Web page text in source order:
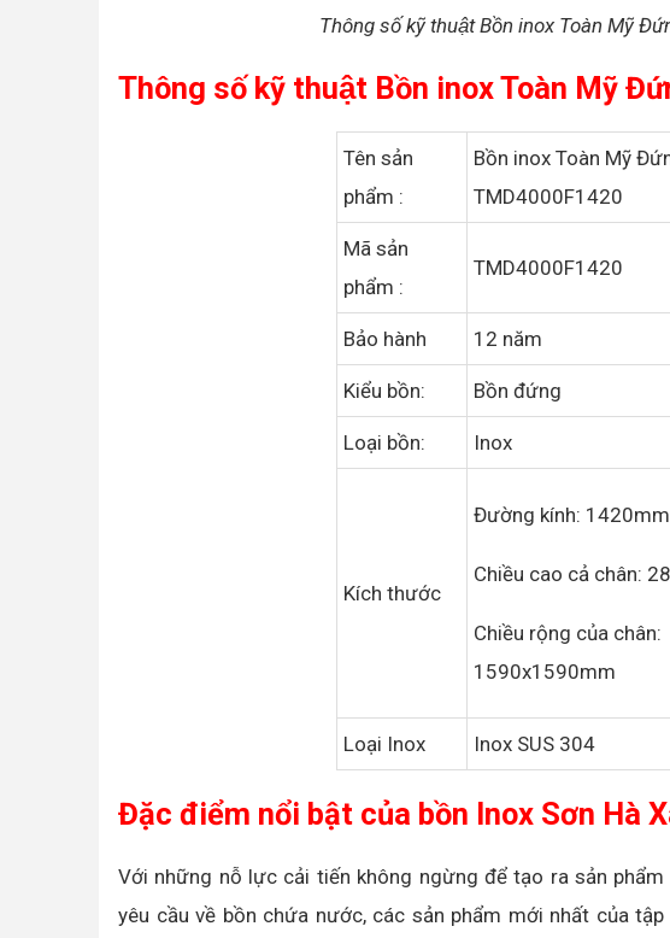
Thông số kỹ thuật Bồn inox Toàn Mỹ
Thông số kỹ thuật Bồn inox Toàn Mỹ
Tên sản
phẩm :
Bồn inox Toàn Mỹ
TMD4000F1420
Mã sản
phẩm :
TMD4000F1420
Bảo hành 12 năm
Kiểu bồn: Bồn đứng
Loại bồn: Inox
Kích thước
Đường kính: 1420mm
Chiều cao cả chân:
Chiều rộng của chân:
1590x1590mm
Loại Inox Inox SUS 304
Đặc điểm nổi bật của bồn Inox Sơn Hà
Với những nỗ lực cải tiến không ngừng để tạo ra sản
yêu cầu về bồn chứa nước, các sản phẩm mới nhất của